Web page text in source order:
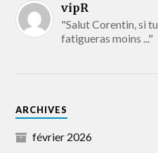
vipR
"Salut Corentin, si
fatigueras moins ..."
ARCHIVES
février 2026